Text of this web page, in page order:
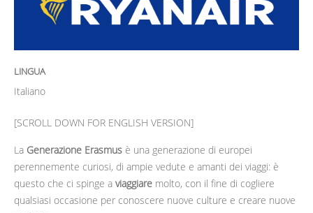
LINGUA
Italiano
[SCROLL DOWN FOR ENGLISH VERSION]
La Generazione Erasmus è una generazione di europei
perennemente curiosi, di ampie vedute e amanti dei viaggi: è
questo che ci spinge a viaggiare molto, con il fine di cogliere
qualsiasi occasione per conoscere nuove culture e creare nuove